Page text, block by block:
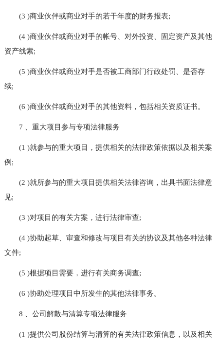
(3 )商业伙伴或商业对手的若干年度的财务报表;
(4 )商业伙伴或商业对手的帐号、对外投资、固定资产及其他
资产线索;
(5 )商业伙伴或商业对手是否被工商部门行政处罚、是否存
续;
(6 )商业伙伴或商业对手的其他资料，包括相关资质证书。
7 、重大项目参与专项法律服务
(1 )就参与的重大项目，提供相关的法律政策依据以及相关案
例;
(2 )就所参与的重大项目提供相关法律咨询，出具书面法律意
见;
(3 )对项目的有关方案，进行法律审查;
(4 )协助起草、审查和修改与项目有关的协议及其他各种法律
文件;
(5 )根据项目需要，进行有关商务调查;
(6 )协助处理项目中所发生的其他法律事务。
8 、公司解散与清算专项法律服务
(1 )提供公司股份结算与清算的有关法律政策信息，以及相关